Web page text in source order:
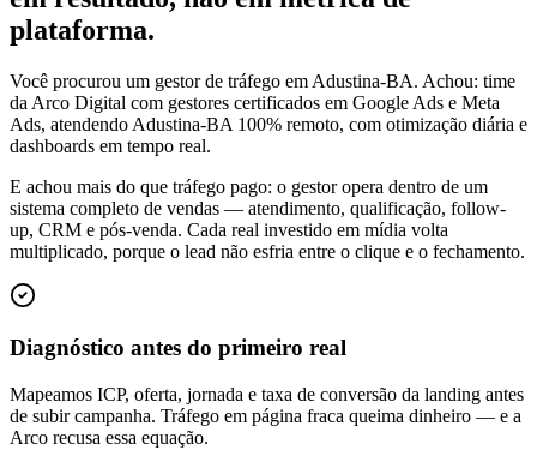
plataforma.
Você procurou um gestor de tráfego em Adustina-BA. Achou: time
da Arco Digital com gestores certificados em Google Ads e Meta
Ads, atendendo Adustina-BA 100% remoto, com otimização diária e
dashboards em tempo real.
E achou mais do que tráfego pago: o gestor opera dentro de um
sistema completo de vendas — atendimento, qualificação, follow-
up, CRM e pós-venda. Cada real investido em mídia volta
multiplicado, porque o lead não esfria entre o clique e o fechamento.
Diagnóstico antes do primeiro real
Mapeamos ICP, oferta, jornada e taxa de conversão da landing antes
de subir campanha. Tráfego em página fraca queima dinheiro — e a
Arco recusa essa equação.